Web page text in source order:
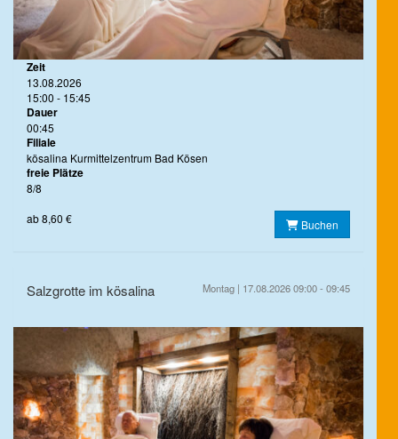
Zeit
13.08.2026
15:00 - 15:45
Dauer
00:45
Filiale
kösalina Kurmittelzentrum Bad Kösen
freie Plätze
8/8
ab 8,60 €
Buchen
Salzgrotte im kösalina Montag | 17.08.2026 09:00 - 09:45